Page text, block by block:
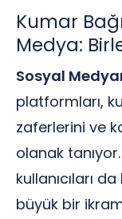
Kumar
Medya:
Sosyal
platformları,
zaferlerini ve
olanak
kullanıcıları da
büyük bir